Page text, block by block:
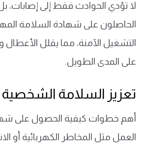
لا تؤدي الحوادث فقط إلى إصابات،
الحاصلون على شهادة السلامة
التشغيل الآمنة، مما يقلل
على المدى الطويل.
تعزيز السلامة الشخصية
أهم خطوات كيفية الحصول على
العمل مثل المخاطر الكهربائية أو